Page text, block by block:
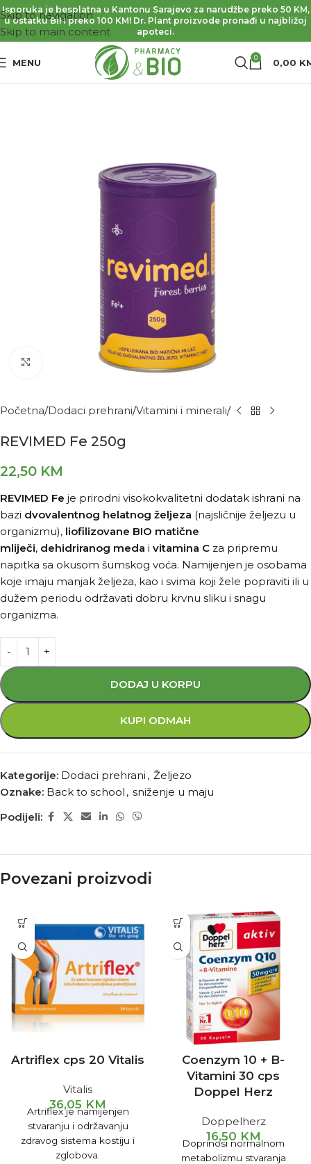
Skip to navigation
Skip to main content
Isporuka je besplatna u Kantonu Sarajevo za narudžbe preko 50 KM,
u ostatku BiH preko 100 KM! Dr. Plant proizvode pronađi u najbližoj
apoteci.
MENU 0 0,00
Kliknite za povećanje
Početna Dodaci prehrani Vitamini i minerali
REVIMED Fe 250g
22,50 KM
REVIMED Fe je prirodni visokokvalitetni dodatak ishrani na
bazi dvovalentnog helatnog željeza (najsličnije željezu u
organizmu), liofilizovane BIO matične
mliječi, dehidriranog meda i vitamina C za pripremu
napitka sa okusom šumskog voća. Namijenjen je osobama
koje imaju manjak željeza, kao i svima koji žele popraviti ili u
dužem periodu održavati dobru krvnu sliku i snagu
organizma.
DODAJ U KORPU
KUPI ODMAH
Kategorije: Dodaci prehrani , Željezo
Oznake: Back to school , sniženje u maju
Podijeli:
Povezani proizvodi
Artriflex cps 20 Vitalis
Vitalis
36,05 KM
Artriflex je namijenjen
stvaranju i održavanju
zdravog sistema kostiju i
zglobova.
Coenzym 10 + B-
Vitamini 30 cps
Doppel Herz
Doppelherz
16,50 KM
Doprinosi normalnom
metabolizmu stvaranja